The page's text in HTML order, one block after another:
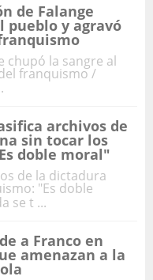
de Falange
pueblo y agravó
chupó la sangre al
franquismo /
archivos de
sin tocar los
doble moral"
de la dictadura
"Es doble
se t ...
a Franco en
amenazan a la